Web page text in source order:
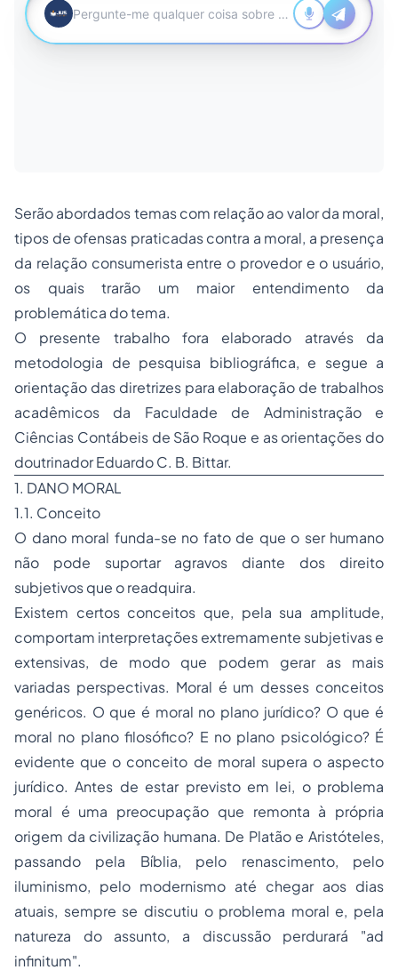
Serão abordados temas com relação ao valor da moral,
tipos de ofensas praticadas contra a moral, a presença
da relação consumerista entre o provedor e o usuário,
os quais trarão um maior entendimento da
problemática do tema.
O presente trabalho fora elaborado através da
metodologia de pesquisa bibliográfica, e segue a
orientação das diretrizes para elaboração de trabalhos
acadêmicos da Faculdade de Administração e
Ciências Contábeis de São Roque e as orientações do
doutrinador Eduardo C. B. Bittar.
1. DANO MORAL
1.1. Conceito
O dano moral funda-se no fato de que o ser humano
não pode suportar agravos diante dos direito
subjetivos que o readquira.
Existem certos conceitos que, pela sua amplitude,
comportam interpretações extremamente subjetivas e
extensivas, de modo que podem gerar as mais
variadas perspectivas. Moral é um desses conceitos
genéricos. O que é moral no plano jurídico? O que é
moral no plano filosófico? E no plano psicológico? É
evidente que o conceito de moral supera o aspecto
jurídico. Antes de estar previsto em lei, o problema
moral é uma preocupação que remonta à própria
origem da civilização humana. De Platão e Aristóteles,
passando pela Bíblia, pelo renascimento, pelo
iluminismo, pelo modernismo até chegar aos dias
atuais, sempre se discutiu o problema moral e, pela
natureza do assunto, a discussão perdurará "ad
infinitum".